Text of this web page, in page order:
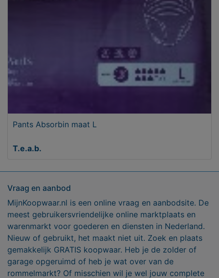
Pants Absorbin maat L
T.e.a.b.
Vraag en aanbod
MijnKoopwaar.nl is een online vraag en aanbodsite. De
meest gebruikersvriendelijke online marktplaats en
warenmarkt voor goederen en diensten in Nederland.
Nieuw of gebruikt, het maakt niet uit. Zoek en plaats
gemakkelijk GRATIS koopwaar. Heb je de zolder of
garage opgeruimd of heb je wat over van de
rommelmarkt? Of misschien wil je wel jouw complete